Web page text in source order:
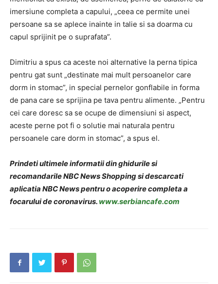
imersiune completa a capului, „ceea ce permite unei
persoane sa se aplece inainte in talie si sa doarma cu
capul sprijinit pe o suprafata”.
Dimitriu a spus ca aceste noi alternative la perna tipica
pentru gat sunt „destinate mai mult persoanelor care
dorm in stomac”, in special pernelor gonflabile in forma
de pana care se sprijina pe tava pentru alimente. „Pentru
cei care doresc sa se ocupe de dimensiuni si aspect,
aceste perne pot fi o solutie mai naturala pentru
persoanele care dorm in stomac”, a spus el.
Prindeti ultimele informatii din ghidurile si
recomandarile NBC News Shopping si descarcati
aplicatia NBC News pentru o acoperire completa a
focarului de coronavirus. www.serbiancafe.com